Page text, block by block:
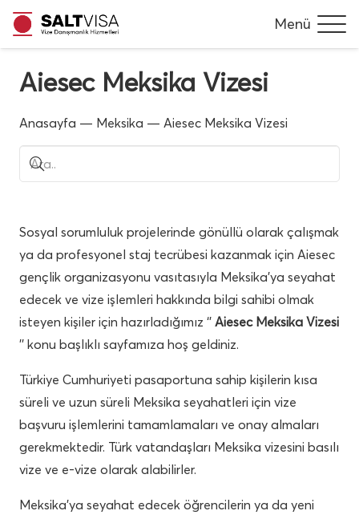
Menü
Aiesec Meksika Vizesi
Anasayfa — Meksika — Aiesec Meksika Vizesi
Sosyal sorumluluk projelerinde gönüllü olarak çalışmak
ya da profesyonel staj tecrübesi kazanmak için Aiesec
gençlik organizasyonu vasıtasıyla Meksika’ya seyahat
edecek ve vize işlemleri hakkında bilgi sahibi olmak
isteyen kişiler için hazırladığımız ‘’ Aiesec Meksika Vizesi
’’ konu başlıklı sayfamıza hoş geldiniz.
Türkiye Cumhuriyeti pasaportuna sahip kişilerin kısa
süreli ve uzun süreli Meksika seyahatleri için vize
başvuru işlemlerini tamamlamaları ve onay almaları
gerekmektedir. Türk vatandaşları Meksika vizesini basılı
vize ve e-vize olarak alabilirler.
Meksika’ya seyahat edecek öğrencilerin ya da yeni